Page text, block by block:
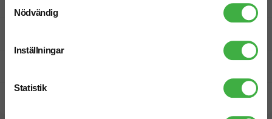
Nödvändig
Inställningar
Statistik